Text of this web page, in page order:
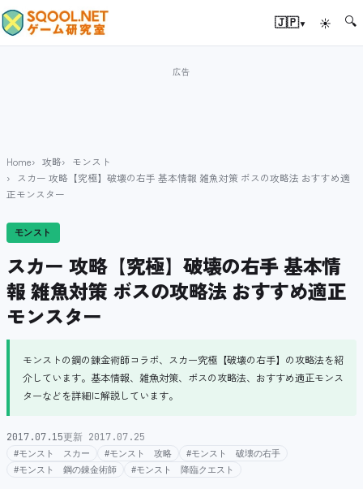
🇯🇵▾ ☀ 🔍
Home 攻略
モンスト
スカー 攻略【究極】破壊の右手 基本情報 雑魚対策 ボスの攻略法 おすすめ適
正モンスター
モンスト
スカー 攻略【究極】破壊の右手 基本情
報 雑魚対策 ボスの攻略法 おすすめ適正
モンスター
モンストの鋼の錬金術師コラボ、スカー究極【破壊の右手】の攻略法を紹
介しています。基本情報、雑魚対策、ボスの攻略法、おすすめ適正モンス
ターなどを詳細に解説しています。
2017.07.15更新 2017.07.25
#モンスト スカー #モンスト 攻略
#モンスト 破壊の右手
#モンスト 鋼の錬金術師
#モンスト 降臨クエスト